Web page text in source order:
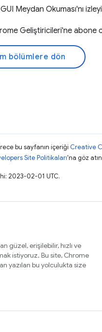
Meydan Okuması'nı
Geliştiricileri'ne abone
bölümlere dön
bu sayfanın içeriği Creative
Site Politikaları'na göz
2023-02-01 UTC.
güzel, erişilebilir, hızlı ve
istiyoruz. Bu site, Chrome
yazılan bu yolculukta size